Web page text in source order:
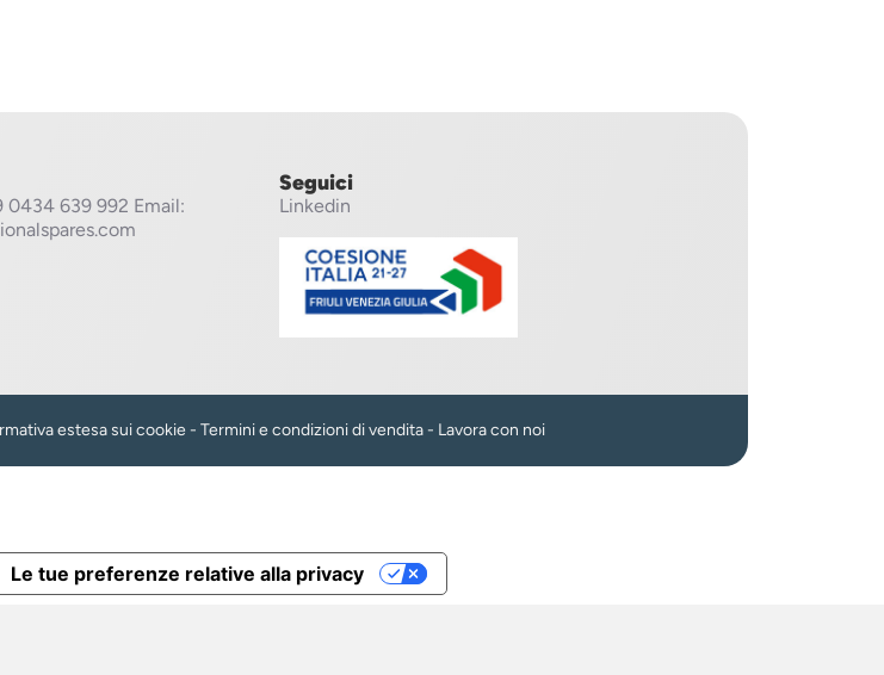
0434 639 992 Email:
Seguici
Linkedin
estesa sui cookie - Termini e condizioni di vendita- Lavora con noi
Le tue preferenze relative alla privacy